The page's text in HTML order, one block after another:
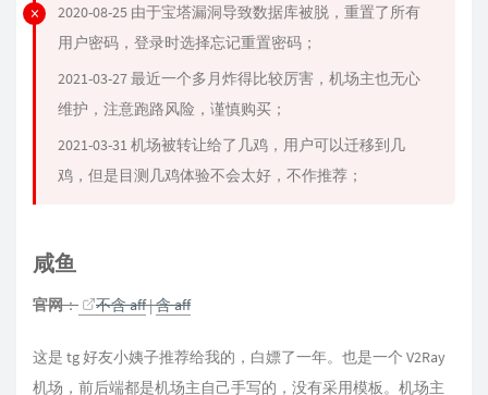
2020-08-25 由于宝塔漏洞导致数据库被脱，重置了所有
用户密码，登录时选择忘记重置密码；
2021-03-27 最近一个多月炸得比较厉害，机场主也无心
维护，注意跑路风险，谨慎购买；
2021-03-31 机场被转让给了几鸡，用户可以迁移到几
鸡，但是目测几鸡体验不会太好，不作推荐；
咸鱼
官网： 不含 aff|含 aff
这是 tg 好友小姨子推荐给我的，白嫖了一年。也是一个 V2Ray
机场，前后端都是机场主自己手写的，没有采用模板。机场主